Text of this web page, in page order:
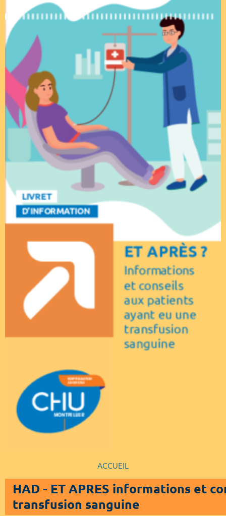
ACCUEIL
HAD - ET APRES informations et
transfusion sanguine